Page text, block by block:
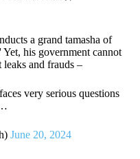
a grand tamasha of
Yet, his government cannot
and frauds –
very serious questions
June 20, 2024